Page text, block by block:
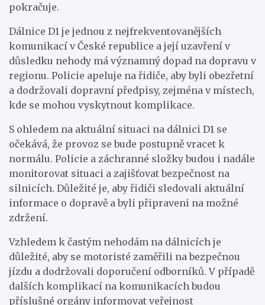
pokračuje.
Dálnice D1 je jednou z nejfrekventovanějších
komunikací v České republice a její uzavření v
důsledku nehody má významný dopad na dopravu v
regionu. Policie apeluje na řidiče, aby byli obezřetní
a dodržovali dopravní předpisy, zejména v místech,
kde se mohou vyskytnout komplikace.
S ohledem na aktuální situaci na dálnici D1 se
očekává, že provoz se bude postupně vracet k
normálu. Policie a záchranné složky budou i nadále
monitorovat situaci a zajišťovat bezpečnost na
silnicích. Důležité je, aby řidiči sledovali aktuální
informace o dopravě a byli připraveni na možné
zdržení.
Vzhledem k častým nehodám na dálnicích je
důležité, aby se motoristé zaměřili na bezpečnou
jízdu a dodržovali doporučení odborníků. V případě
dalších komplikací na komunikacích budou
příslušné orgány informovat veřejnost